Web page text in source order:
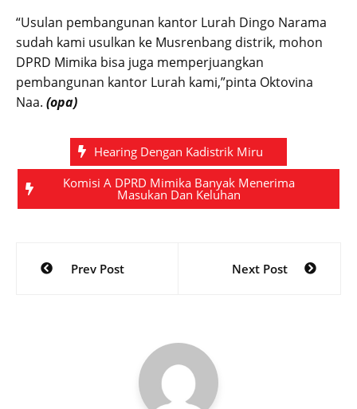
“Usulan pembangunan kantor Lurah Dingo Narama
sudah kami usulkan ke Musrenbang distrik, mohon
DPRD Mimika bisa juga memperjuangkan
pembangunan kantor Lurah kami,”pinta Oktovina
Naa. (opa)
Hearing Dengan Kadistrik Miru
Komisi A DPRD Mimika Banyak Menerima
Masukan Dan Keluhan
Post
navigation
Prev Post Next Post